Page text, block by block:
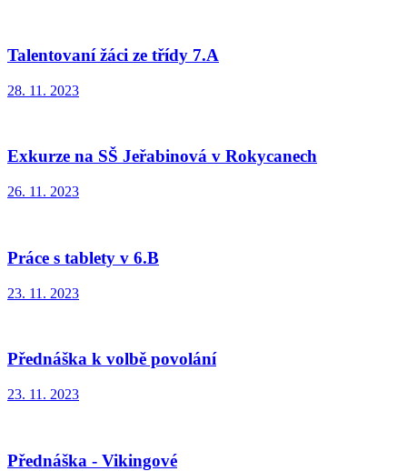
Talentovaní žáci ze třídy 7.A
28. 11. 2023
Exkurze na SŠ Jeřabinová v Rokycanech
26. 11. 2023
Práce s tablety v 6.B
23. 11. 2023
Přednáška k volbě povolání
23. 11. 2023
Přednáška - Vikingové